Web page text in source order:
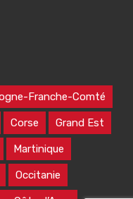
Franche-Comté
Corse Grand Est
Martinique
Occitanie